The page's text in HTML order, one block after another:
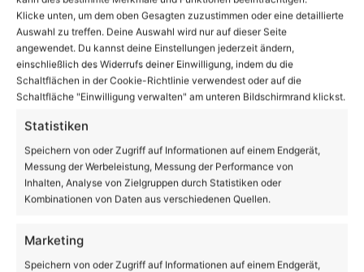
Klicke unten, um dem oben Gesagten zuzustimmen oder eine detaillierte
Auswahl zu treffen. Deine Auswahl wird nur auf dieser Seite
angewendet. Du kannst deine Einstellungen jederzeit ändern,
einschließlich des Widerrufs deiner Einwilligung, indem du die
Schaltflächen in der Cookie-Richtlinie verwendest oder auf die
Schaltfläche "Einwilligung verwalten" am unteren Bildschirmrand klickst.
Statistiken
Speichern von oder Zugriff auf Informationen auf einem Endgerät,
Messung der Werbeleistung, Messung der Performance von
Inhalten, Analyse von Zielgruppen durch Statistiken oder
Kombinationen von Daten aus verschiedenen Quellen.
Marketing
Speichern von oder Zugriff auf Informationen auf einem Endgerät,
Wandlitz: Koordination therapeutische
Prozesse / Stellv. Leitung Wohnverbund
Gebäudemanagement (m/w/d)